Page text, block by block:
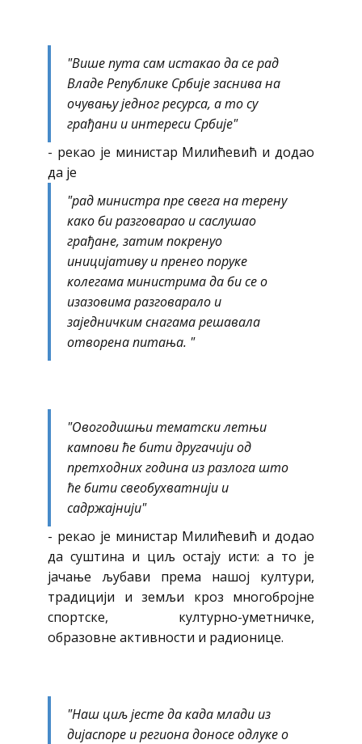
"Више пута сам истакао да се рад
Владе Републике Србије заснива на
очувању једног ресурса, а то су
грађани и интереси Србије"
- рекао је министар Милићевић и додао
да је
"рад министра пре свега на терену
како би разговарао и саслушао
грађане, затим покренуо
иницијативу и пренео поруке
колегама министрима да би се о
изазовима разговарало и
заједничким снагама решавала
отворена питања. "
"Овогодишњи тематски летњи
кампови ће бити другачији од
претходних година из разлога што
ће бити свеобухватнији и
садржајнији"
- рекао је министар Милићевић и додао
да суштина и циљ остају исти: а то је
јачање љубави према нашој култури,
традицији и земљи кроз многобројне
спортске, културно-уметничке,
образовне активности и радионице.
"Наш циљ јесте да када млади из
дијаспоре и региона доносе одлуке о